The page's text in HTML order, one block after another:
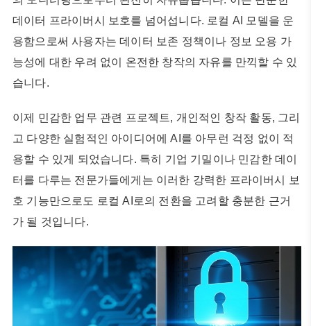
데이터 프라이버시 보호를 넘어섭니다. 로컬 AI 모델을 운
용함으로써 사용자는 데이터 보존 정책이나 정보 오용 가
능성에 대한 우려 없이 온전한 창작의 자유를 만끽할 수 있
습니다.
이제 민감한 업무 관련 프로젝트, 개인적인 창작 활동, 그리
고 다양한 실험적인 아이디어에 AI를 아무런 걱정 없이 적
용할 수 있게 되었습니다. 특히 기업 기밀이나 민감한 데이
터를 다루는 전문가들에게는 이러한 강력한 프라이버시 보
호 기능만으로도 로컬 AI로의 전환을 고려할 충분한 근거
가 될 것입니다.